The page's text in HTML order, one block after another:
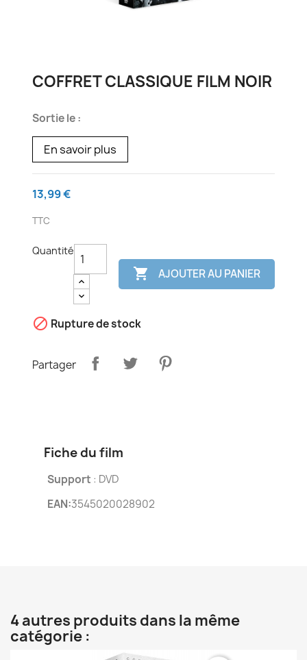
COFFRET CLASSIQUE FILM NOIR
Sortie le :
En savoir plus
13,99 €
TTC
Quantité
 AJOUTER AU PANIER
 Rupture de stock
Partager
Fiche du film
Support : DVD
EAN:3545020028902
4 autres produits dans la même
catégorie :